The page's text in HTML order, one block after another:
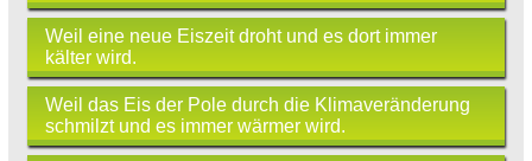
Weil eine neue Eiszeit droht und es dort immer
kälter wird.
Weil das Eis der Pole durch die Klimaveränderung
schmilzt und es immer wärmer wird.